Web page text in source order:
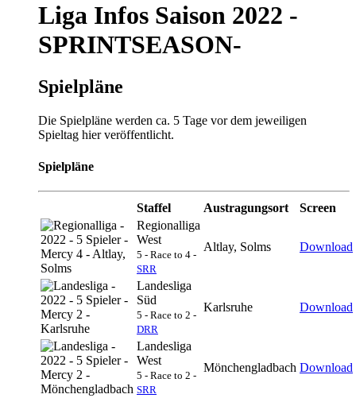
Liga Infos Saison 2022 -
SPRINTSEASON-
Spielpläne
Die Spielpläne werden ca. 5 Tage vor dem jeweiligen
Spieltag hier veröffentlicht.
Spielpläne
Staffel Austragungsort
Screen
Regionalliga
West
5 - Race to 4 -
SRR
Altlay, Solms Download
Landesliga
Süd
5 - Race to 2 -
DRR
Karlsruhe Download
Landesliga
West
5 - Race to 2 -
SRR
Mönchengladbach Download